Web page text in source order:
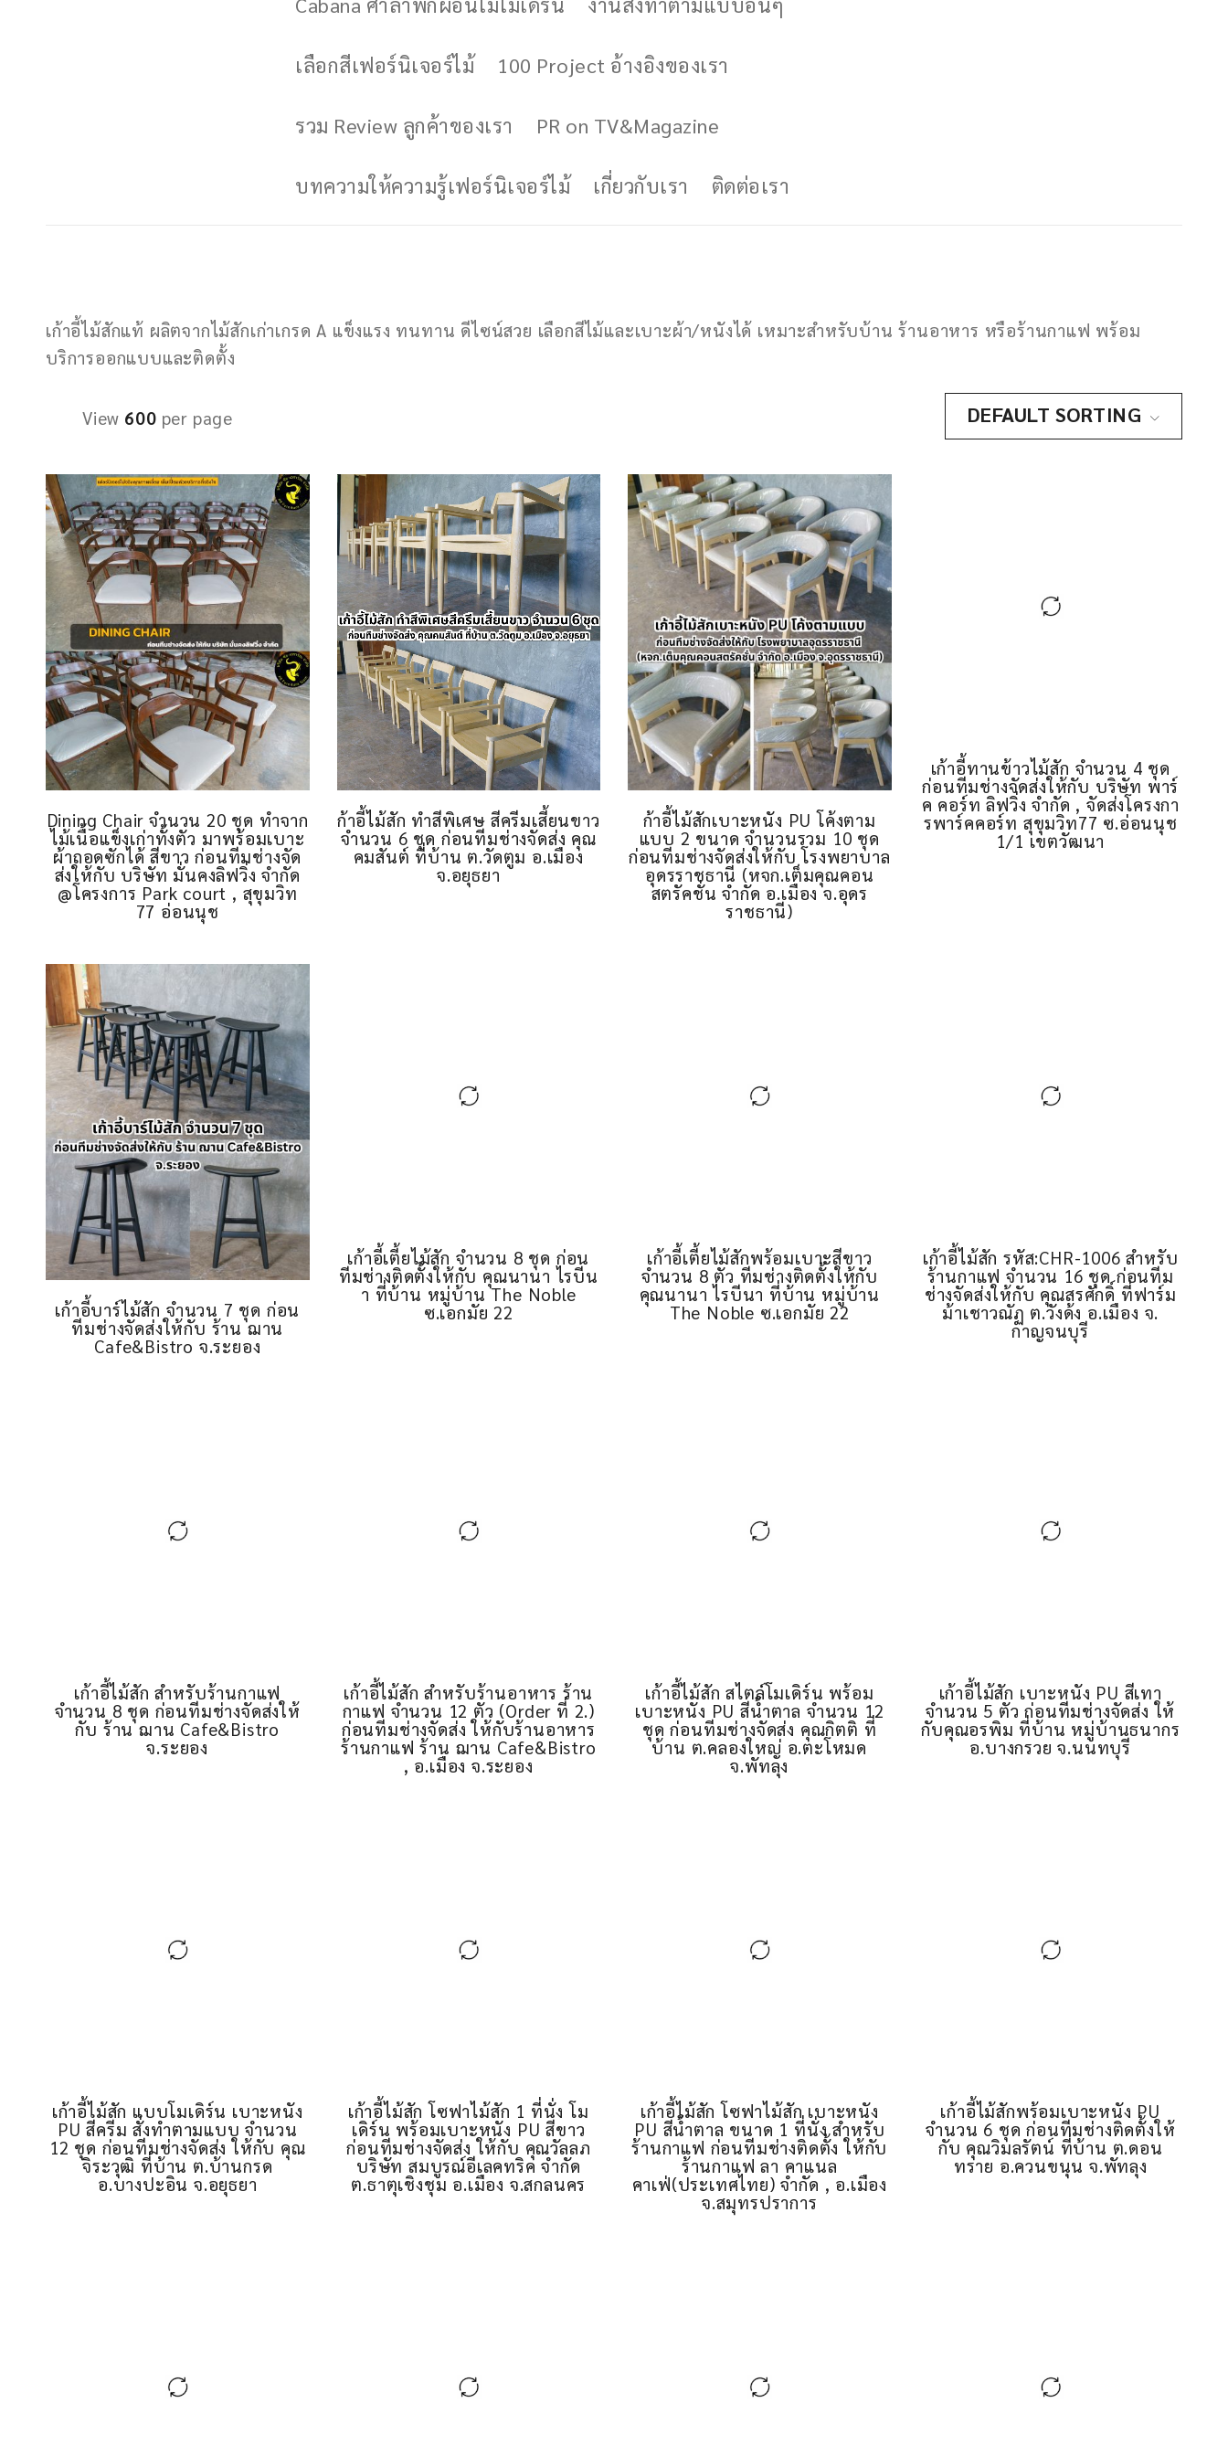
เลือกสีเฟอร์นิเจอร์ไม้ 100 Project อ้างอิงของเรา
รวม Review ลูกค้าของเรา PR on TV&Magazine
บทความให้ความรู้เฟอร์นิเจอร์ไม้ เกี่ยวกับเรา ติดต่อเรา
เก้าอี้ไม้สักแท้ ผลิตจากไม้สักเก่าเกรด A แข็งแรง ทนทาน ดีไซน์สวย เลือกสีไม้และเบาะผ้า/หนังได้ เหมาะสำหรับบ้าน ร้านอาหาร หรือร้านกาแฟ พร้อม
บริการออกแบบและติดตั้ง
DEFAULT SORTING
View 600 per page
Dining Chair จำนวน 20 ชุด ทำจาก
ไม้เนื้อแข็งเก่าทั้งตัว มาพร้อมเบาะ
ผ้าถอดซักได้ สีขาว ก่อนทีมช่างจัด
ส่งให้กับ บริษัท มั่นคงลิฟวิ่ง จำกัด
@โครงการ Park court , สุขุมวิท
77 อ่อนนุช
ก้าอี้ไม้สัก ทำสีพิเศษ สีครีมเสี้ยนขาว
จำนวน 6 ชุด ก่อนทีมช่างจัดส่ง คุณ
คมสันต์ ที่บ้าน ต.วัดตูม อ.เมือง
จ.อยุธยา
ก้าอี้ไม้สักเบาะหนัง PU โค้งตาม
แบบ 2 ขนาด จำนวนรวม 10 ชุด
ก่อนทีมช่างจัดส่งให้กับ โรงพยาบาล
อุดรราชธานี (หจก.เต็มคุณคอน
สตรัคชั่น จำกัด อ.เมือง จ.อุดร
ราชธานี)
เก้าอี้ทานข้าวไม้สัก จำนวน 4 ชุด
ก่อนทีมช่างจัดส่งให้กับ บริษัท พาร์
ค คอร์ท ลิฟวิ่ง จำกัด , จัดส่งโครงกา
รพาร์คคอร์ท สุขุมวิท77 ซ.อ่อนนุช
1/1 เขตวัฒนา
เก้าอี้บาร์ไม้สัก จำนวน 7 ชุด ก่อน
ทีมช่างจัดส่งให้กับ ร้าน ฌาน
Cafe&Bistro จ.ระยอง
เก้าอี้เตี้ยไม้สัก จำนวน 8 ชุด ก่อน
ทีมช่างติดตั้งให้กับ คุณนานา ไรบีน
า ที่บ้าน หมู่บ้าน The Noble
ซ.เอกมัย 22
เก้าอี้เตี้ยไม้สักพร้อมเบาะสีขาว
เก้าอี้ไม้สัก รหัส:CHR-1006 สำหรับ
ร้านกาแฟ จำนวน 16 ชุด ก่อนทีม
ช่างจัดส่งให้กับ คุณสรศักดิ์ ที่ฟาร์ม
เก้าอี้ไม้สัก สำหรับร้านอาหาร ร้าน
เก้าอี้ไม้สัก สไตล์โมเดิร์น พร้อม
เบาะหนัง PU สีน้ำตาล จำนวน 12
ชุด ก่อนทีมช่างจัดส่ง คุณกิตติ ที่
บ้าน ต.คลองใหญ่ อ.ตะโหมด
เก้าอี้ไม้สัก แบบโมเดิร์น เบาะหนัง
เก้าอี้ไม้สัก โซฟาไม้สัก 1 ที่นั่ง โม
เก้าอี้ไม้สัก โซฟาไม้สัก เบาะหนัง
PU สีน้ำตาล ขนาด 1 ที่นั่ง สำหรับ